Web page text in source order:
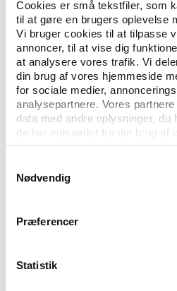
Cookies er små tekstfiler, som
til at gøre en brugers oplevelse
Vi bruger cookies til at tilpasse
annoncer, til at vise dig
at analysere vores trafik. Vi
din brug af vores hjemmeside
for sociale medier,
analysepartnere. Vores
data med andre oplysninger, du
de har indsamlet fra din brug af
Nødvendig
Præferencer
Statistik
Undersøgelsen er finansieret
samarbejde med Lokale og
Kulturministeriet, Dansk
Friluftsrådet,
Idrætsforskning og Team
Ved præsentationen af
København gav de
sig ved, at undersøgelsen
- ikke mindst i nærmiljøet -
idrætsdeltagelsen, og at der
egentlig modernisering og
Ifølge Morten Mølholm
kommunikationschef i DIF,